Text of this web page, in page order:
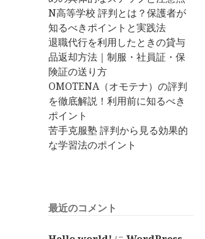
N高等学校 評判とは？保護者が
知るべきポイントと実践法
退職代行を利用したときの貸与
品返却方法｜制服・社員証・保
険証の送り方
OMOTENA（オモテナ）の評判
を徹底解説！利用前に知るべき
ポイント
苦手克服塾 評判から見る効果的
な学習法のポイント
最近のコメント